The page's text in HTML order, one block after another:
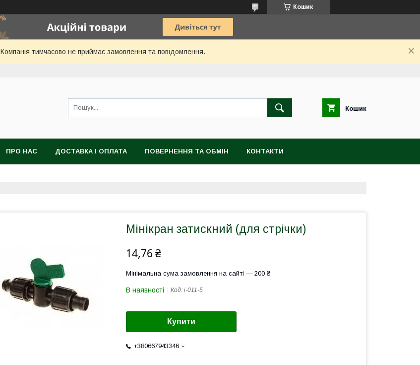
Кошик
Компанія тимчасово не приймає замовлення та повідомлення.
Кошик
ПРО НАС ДОСТАВКА І ОПЛАТА ПОВЕРНЕННЯ ТА ОБМІН КОНТАКТИ
Мінікран затискний (для стрічки)
14,76 ₴
Мінімальна сума замовлення на сайті — 200 ₴
В наявності Код: i-011-5
Купити
+380667943346